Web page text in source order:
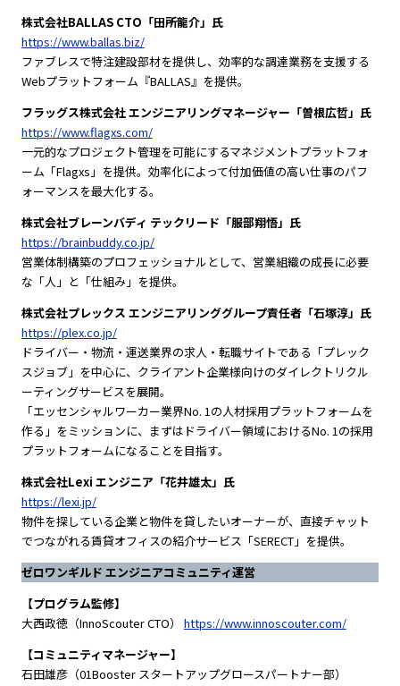
株式会社BALLAS CTO「田所龍介」氏
https://www.ballas.biz/
ファブレスで特注建設部材を提供し、効率的な調達業務を支援する
Webプラットフォーム『BALLAS』を提供。
フラッグス株式会社 エンジニアリングマネージャー「曽根広哲」氏
https://www.flagxs.com/
一元的なプロジェクト管理を可能にするマネジメントプラットフォ
ーム「Flagxs」を提供。効率化によって付加価値の高い仕事のパフ
ォーマンスを最大化する。
株式会社ブレーンバディ テックリード「服部翔悟」氏
https://brainbuddy.co.jp/
営業体制構築のプロフェッショナルとして、営業組織の成長に必要
な「人」と「仕組み」を提供。
株式会社プレックス エンジニアリンググループ責任者「石塚淳」氏
https://plex.co.jp/
ドライバー・物流・運送業界の求人・転職サイトである「プレック
スジョブ」を中心に、クライアント企業様向けのダイレクトリクル
ーティングサービスを展開。
「エッセンシャルワーカー業界No. 1の人材採用プラットフォームを
作る」をミッションに、まずはドライバー領域におけるNo. 1の採用
プラットフォームになることを目指す。
株式会社Lexi エンジニア「花井雄太」氏
https://lexi.jp/
物件を探している企業と物件を貸したいオーナーが、直接チャット
でつながれる賃貸オフィスの紹介サービス「SERECT」を提供。
ゼロワンギルド エンジニアコミュニティ運営
【プログラム監修】
大西政徳（InnoScouter CTO） https://www.innoscouter.com/
【コミュニティマネージャー】
石田雄彦（01Booster スタートアップグロースパートナー部）